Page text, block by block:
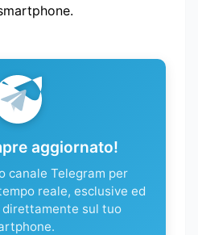
aggiornato!
canale Telegram per
reale, esclusive ed
sul tuo